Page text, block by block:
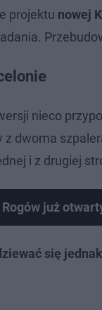
projektu nowej
nieco
z dwoma
i z drugiej
już
się